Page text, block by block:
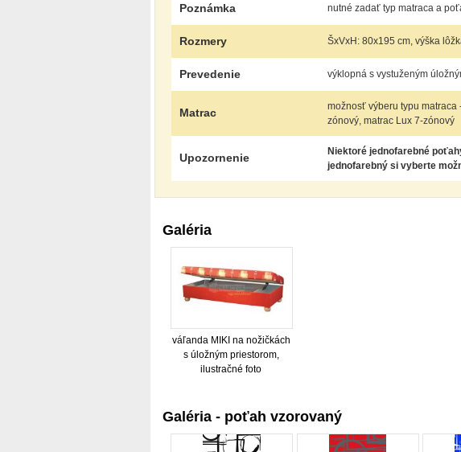
Poznámka nutné zadať typ matraca a
Rozmery ŠxVxH: 80x195 cm, výška
Prevedenie výklopná s vystuženým
Matrac
možnosť výberu typu matraca
zónový, matrac Lux 7-zónový
Upozornenie
Niektoré jednofarebné
jednofarebný si vyberte
Galéria
váľanda MIKI na nožičkách
s úložným priestorom,
ilustračné foto
Galéria - poťah vzorovaný